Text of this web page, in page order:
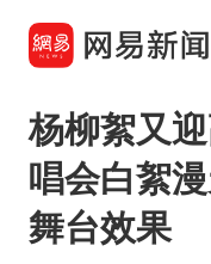
杨柳絮又
唱会白絮
舞台效果